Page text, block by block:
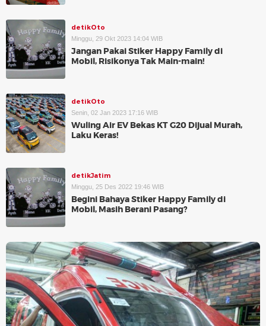
detikOto
Minggu, 29 Okt 2023 14:04 WIB
Jangan Pakai Stiker Happy Family di
Mobil, Risikonya Tak Main-main!
detikOto
Senin, 02 Jan 2023 17:16 WIB
Wuling Air EV Bekas KT G20 Dijual Murah,
Laku Keras!
detikJatim
Minggu, 25 Des 2022 19:46 WIB
Begini Bahaya Stiker Happy Family di
Mobil, Masih Berani Pasang?